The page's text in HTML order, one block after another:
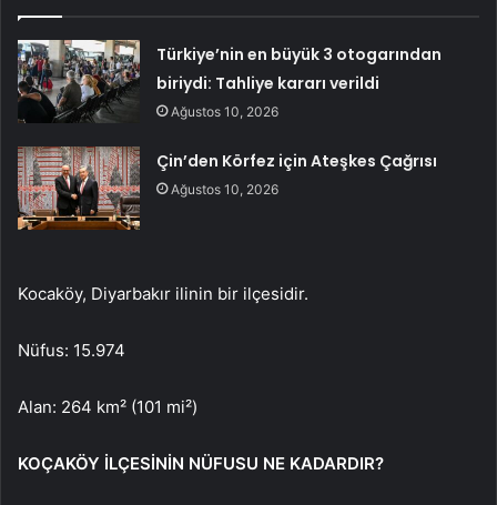
Türkiye’nin en büyük 3 otogarından
biriydi: Tahliye kararı verildi
Ağustos 10, 2026
Çin’den Körfez için Ateşkes Çağrısı
Ağustos 10, 2026
Kocaköy, Diyarbakır ilinin bir ilçesidir.
Nüfus: 15.974
Alan: 264 km² (101 mi²)
KOÇAKÖY İLÇESİNİN NÜFUSU NE KADARDIR?